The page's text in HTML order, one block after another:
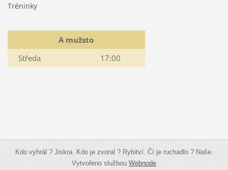
Tréninky
A mužsto
Středa
17:00
Kdo vyhrál ? Jiskra. Kdo je zvoral ? Rybitví. Čí je ruchadlo ? Naše.
Vytvořeno službouWebnode